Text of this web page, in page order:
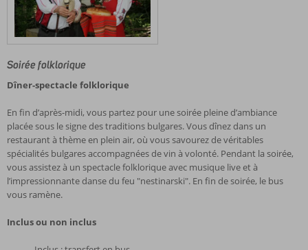
Soirée folklorique
Dîner-spectacle folklorique
En fin d’après-midi, vous partez pour une soirée pleine d’ambiance
placée sous le signe des traditions bulgares. Vous dînez dans un
restaurant à thème en plein air, où vous savourez de véritables
spécialités bulgares accompagnées de vin à volonté. Pendant la soirée,
vous assistez à un spectacle folklorique avec musique live et à
l’impressionnante danse du feu "nestinarski". En fin de soirée, le bus
vous ramène.
Inclus ou non inclus